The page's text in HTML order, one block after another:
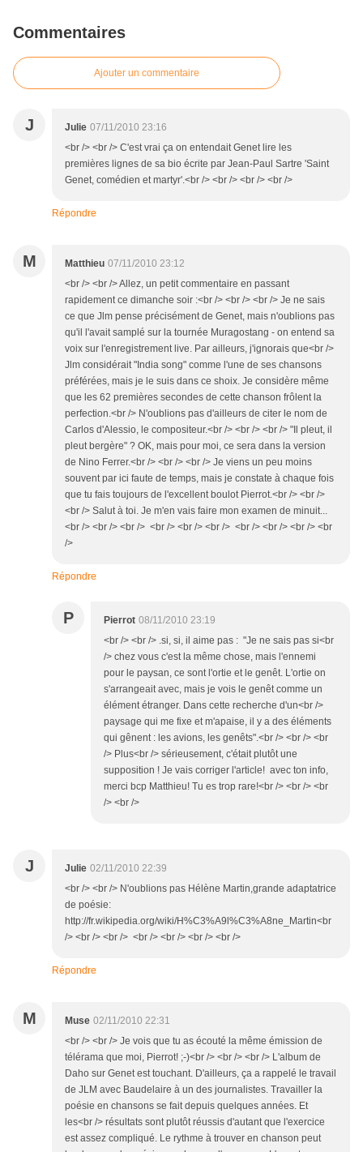
Commentaires
Ajouter un commentaire
J Julie 07/11/2010 23:16
<br /> <br /> C'est vrai ça on entendait Genet lire les
premières lignes de sa bio écrite par Jean-Paul Sartre 'Saint
Genet, comédien et martyr'.<br /> <br /> <br /> <br />
Répondre
M Matthieu 07/11/2010 23:12
<br /> <br /> Allez, un petit commentaire en passant
rapidement ce dimanche soir :<br /> <br /> <br /> Je ne sais
ce que Jlm pense précisément de Genet, mais n'oublions pas
qu'il l'avait samplé sur la tournée Muragostang - on entend sa
voix sur l'enregistrement live. Par ailleurs, j'ignorais que<br />
Jlm considérait "India song" comme l'une de ses chansons
préférées, mais je le suis dans ce shoix. Je considère même
que les 62 premières secondes de cette chanson frôlent la
perfection.<br /> N'oublions pas d'ailleurs de citer le nom de
Carlos d'Alessio, le compositeur.<br /> <br /> <br /> "Il pleut, il
pleut bergère" ? OK, mais pour moi, ce sera dans la version
de Nino Ferrer.<br /> <br /> <br /> Je viens un peu moins
souvent par ici faute de temps, mais je constate à chaque fois
que tu fais toujours de l'excellent boulot Pierrot.<br /> <br />
<br /> Salut à toi. Je m'en vais faire mon examen de minuit...
<br /> <br /> <br /> <br /> <br /> <br /> <br /> <br /> <br /> <br
/>
Répondre
P Pierrot 08/11/2010 23:19
<br /> <br /> .si, si, il aime pas : "Je ne sais pas si<br
/> chez vous c'est la même chose, mais l'ennemi
pour le paysan, ce sont l'ortie et le genêt. L'ortie on
s'arrangeait avec, mais je vois le genêt comme un
élément étranger. Dans cette recherche d'un<br />
paysage qui me fixe et m'apaise, il y a des éléments
qui gênent : les avions, les genêts".<br /> <br /> <br
/> Plus<br /> sérieusement, c'était plutôt une
supposition ! Je vais corriger l'article! avec ton info,
merci bcp Matthieu! Tu es trop rare!<br /> <br /> <br
/> <br />
J Julie 02/11/2010 22:39
<br /> <br /> N'oublions pas Hélène Martin,grande adaptatrice
de poésie:
http://fr.wikipedia.org/wiki/H%C3%A9l%C3%A8ne_Martin<br
/> <br /> <br /> <br /> <br /> <br /> <br />
Répondre
M Muse 02/11/2010 22:31
<br /> <br /> Je vois que tu as écouté la même émission de
télérama que moi, Pierrot! ;-)<br /> <br /> <br /> L'album de
Daho sur Genet est touchant. D'ailleurs, ça a rappelé le travail
de JLM avec Baudelaire à un des journalistes. Travailler la
poésie en chansons se fait depuis quelques années. Et
les<br /> résultats sont plutôt réussis d'autant que l'exercice
est assez compliqué. Le rythme à trouver en chanson peut